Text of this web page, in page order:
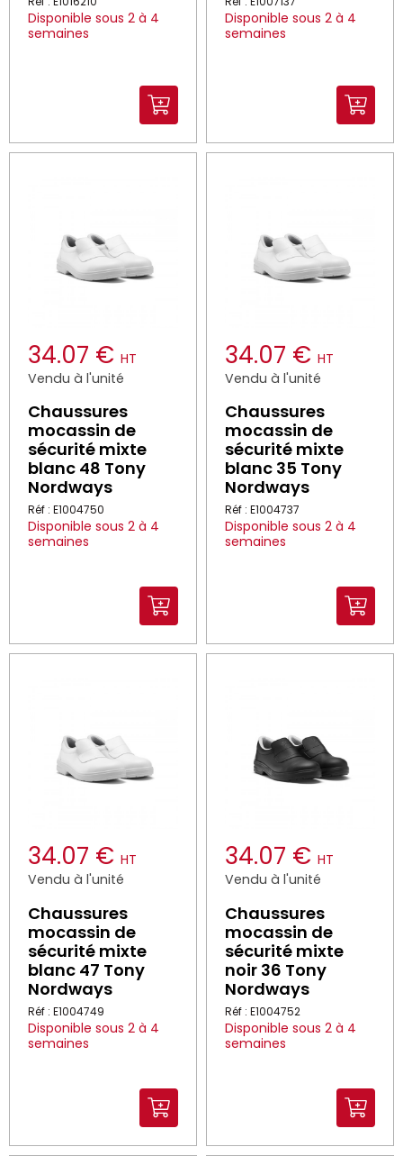
Disponible sous 2 à 4
semaines
Disponible sous 2 à 4
semaines
34.07 € HT
Vendu à l'unité
Chaussures
mocassin de
sécurité mixte
blanc 48 Tony
Nordways
Réf : E1004750
Disponible sous 2 à 4
semaines
34.07 € HT
Vendu à l'unité
Chaussures
mocassin de
sécurité mixte
blanc 35 Tony
Nordways
Réf : E1004737
Disponible sous 2 à 4
semaines
34.07 € HT
Vendu à l'unité
Chaussures
mocassin de
sécurité mixte
blanc 47 Tony
Nordways
Réf : E1004749
Disponible sous 2 à 4
semaines
34.07 € HT
Vendu à l'unité
Chaussures
mocassin de
sécurité mixte
noir 36 Tony
Nordways
Réf : E1004752
Disponible sous 2 à 4
semaines